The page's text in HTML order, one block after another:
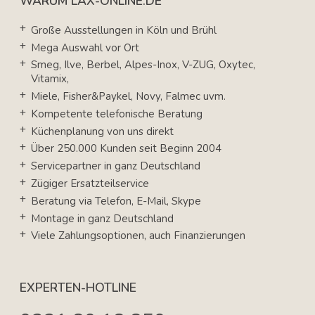
Große Ausstellungen in Köln und Brühl
Mega Auswahl vor Ort
Smeg, Ilve, Berbel, Alpes-Inox, V-ZUG, Oxytec,
Vitamix,
Miele, Fisher&Paykel, Novy, Falmec uvm.
Kompetente telefonische Beratung
Küchenplanung von uns direkt
Über 250.000 Kunden seit Beginn 2004
Servicepartner in ganz Deutschland
Zügiger Ersatzteilservice
Beratung via Telefon, E-Mail, Skype
Montage in ganz Deutschland
Viele Zahlungsoptionen, auch Finanzierungen
EXPERTEN-HOTLINE